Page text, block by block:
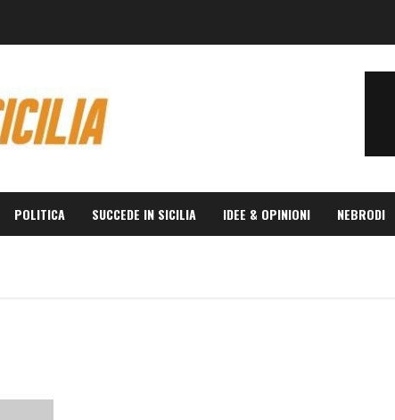
POLITICA SUCCEDE IN SICILIA IDEE & OPINIONI NEBRODI